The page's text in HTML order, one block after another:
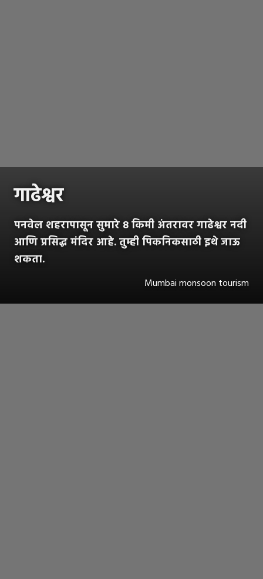
गाढेश्वर
पनवेल शहरापासून सुमारे 8 किमी अंतरावर गाढेश्वर नदी
आणि प्रसिद्ध मंदिर आहे. तुम्ही पिकनिकसाठी इथे जाऊ
शकता.
Mumbai monsoon tourism